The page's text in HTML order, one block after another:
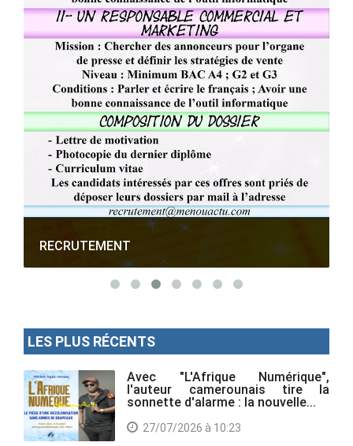
RECRUTEMENT
LES PLUS RÉCENTS
Avec "L'Afrique Numérique",
l'auteur camerounais tire la
sonnette d'alarme : la nouvelle...
27/07/2026 à 10:23